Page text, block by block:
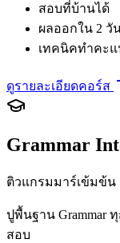
สอบที่บ้านได้
ผลออกใน 2 วั
เทคนิคทำคะแ
ดูรายละเอียดคอร์ส
Grammar
ติวแกรมมาร์เข้มข้น
ปูพื้นฐาน Grammar
สอบ